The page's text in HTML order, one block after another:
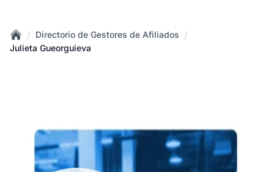
Home
/ Directorio de Gestores de Afiliados /
Julieta Gueorguieva